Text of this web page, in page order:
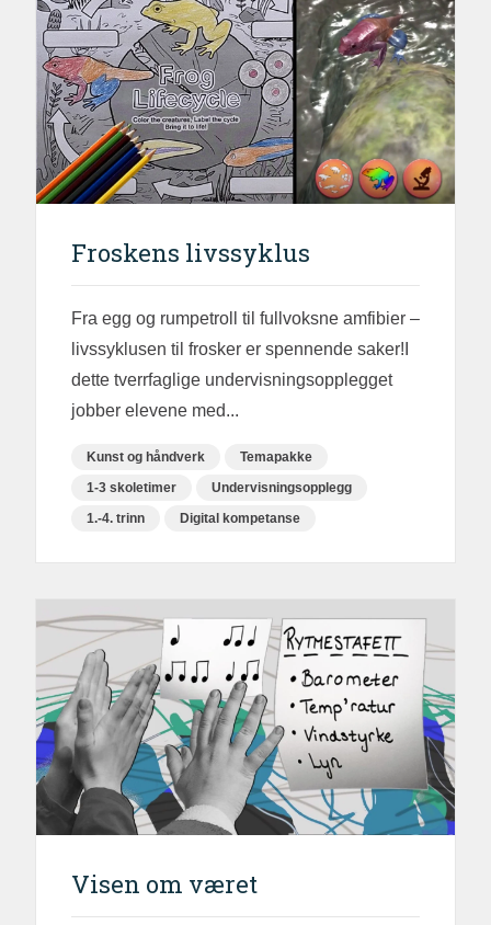
Froskens livssyklus
Fra egg og rumpetroll til fullvoksne amfibier –
livssyklusen til frosker er spennende saker!I
dette tverrfaglige undervisningsopplegget
jobber elevene med...
Kunst og håndverk
Temapakke
1-3 skoletimer
Undervisningsopplegg
1.-4. trinn
Digital kompetanse
Visen om været